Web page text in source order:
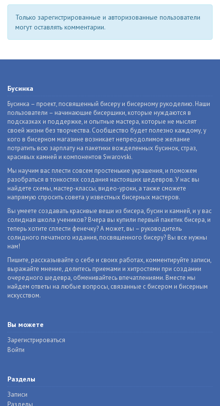
Только зарегистрированные и авторизованные пользователи
могут оставлять комментарии.
Бусинка
Бусинка – проект, посвященный бисеру и бисерному рукоделию. Наши
пользователи – начинающие бисерщики, которые нуждаются в
подсказках и поддержке, и опытные мастера, которые не мыслят
своей жизни без творчества. Сообщество будет полезно каждому, у
кого в бисерном магазине возникает непреодолимое желание
потратить всю зарплату на пакетики вожделенных бусинок, страз,
красивых камней и компонентов Swarovski.
Мы научим вас плести совсем простенькие украшения, и поможем
разобраться в тонкостях создания настоящих шедевров. У нас вы
найдете схемы, мастер-классы, видео-уроки, а также сможете
напрямую спросить совета у известных бисерных мастеров.
Вы умеете создавать красивые вещи из бисера, бусин и камней, и у вас
солидная школа учеников? Вчера вы купили первый пакетик бисера, и
теперь хотите сплести фенечку? А может, вы – руководитель
солидного печатного издания, посвященного бисеру? Вы все нужны
нам!
Пишите, рассказывайте о себе и своих работах, комментируйте записи,
выражайте мнение, делитесь приемами и хитростями при создании
очередного шедевра, обменивайтесь впечатлениями. Вместе мы
найдем ответы на любые вопросы, связанные с бисером и бисерным
искусством.
Вы можете
Зарегистрироваться
Войти
Разделы
Записи